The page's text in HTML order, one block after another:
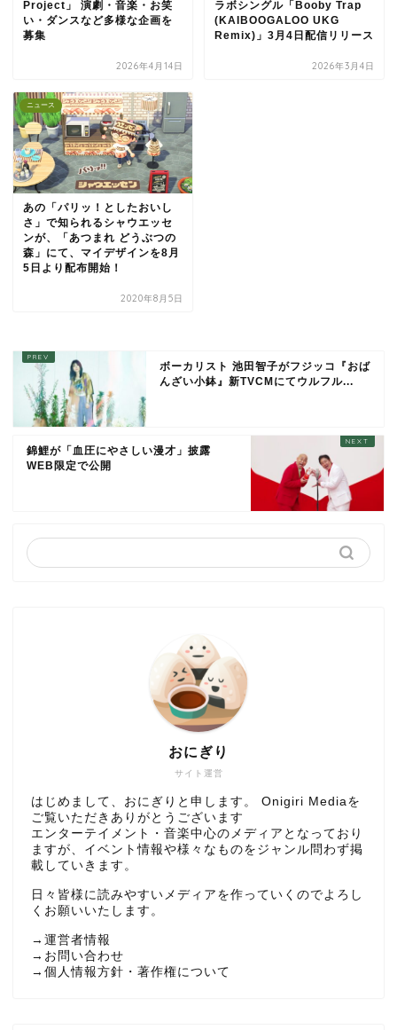
Project」 演劇・音楽・お笑
い・ダンスなど多様な企画を
募集
2026年4月14日
ラボシングル「Booby Trap
(KAIBOOGALOO UKG
Remix)」3月4日配信リリース
2026年3月4日
ニュース
あの「パリッ！としたおいし
さ」で知られるシャウエッセ
ンが、「あつまれ どうぶつの
森」にて、マイデザインを8月
5日より配布開始！
2020年8月5日
ボーカリスト 池田智子がフジッコ『おば
んざい小鉢』新TVCMにてウルフル...
錦鯉が「血圧にやさしい漫才」披露
WEB限定で公開
サイト運営
おにぎり
はじめまして、おにぎりと申します。 Onigiri Mediaを
ご覧いただきありがとうございます
エンターテイメント・音楽中心のメディアとなっており
ますが、イベント情報や様々なものをジャンル問わず掲
載していきます。
日々皆様に読みやすいメディアを作っていくのでよろし
くお願いいたします。
→ 運営者情報
→ お問い合わせ
→ 個人情報方針・著作権について